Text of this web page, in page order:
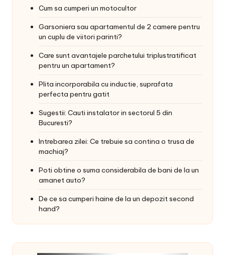
Cum sa cumperi un motocultor
Garsoniera sau apartamentul de 2 camere pentru
un cuplu de viitori parinti?
Care sunt avantajele parchetului triplustratificat
pentru un apartament?
Plita incorporabila cu inductie, suprafata
perfecta pentru gatit
Sugestii: Cauti instalator in sectorul 5 din
Bucuresti?
Intrebarea zilei: Ce trebuie sa contina o trusa de
machiaj?
Poti obtine o suma considerabila de bani de la un
amanet auto?
De ce sa cumperi haine de la un depozit second
hand?